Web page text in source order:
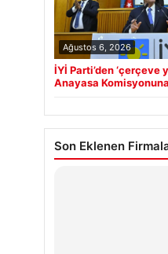
Ağustos 6, 2026
İYİ Parti’den ‘çerçeve
Anayasa
Son Eklenen